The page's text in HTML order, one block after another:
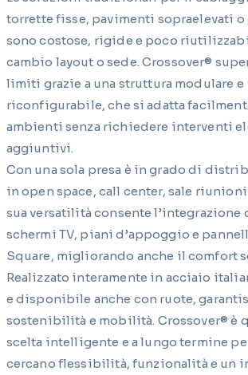
torrette fisse, pavimenti sopraelevati o
sono costose, rigide e poco
cambio layout o sede. Crossover®
limiti grazie a una struttura modulare e
riconfigurabile, che si adatta
ambienti senza richiedere interventi
aggiuntivi.
Con una sola presa è in grado di
in open space, call center, sale riunioni
sua versatilità consente
schermi TV, piani d’appoggio e
Square, migliorando anche il comfort
Realizzato interamente in acciaio
e disponibile anche con ruote,
sostenibilità e mobilità. Crossover® è
scelta intelligente e a lungo termine
cercano flessibilità, funzionalità e un